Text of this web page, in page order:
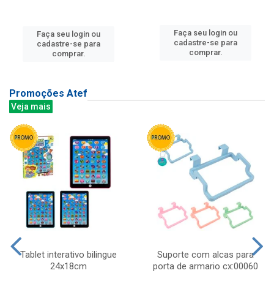
Faça seu login ou
cadastre-se para
comprar.
Faça seu login ou
cadastre-se para
comprar.
Promoções Atef
Veja mais
Tablet interativo bilingue
24x18cm
Suporte com alcas para
porta de armario cx:00060